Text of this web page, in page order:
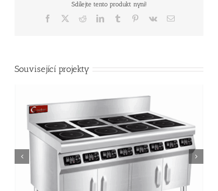
Sdílejte tento produkt nyní!
Facebook RedditLinkedInTumblr Pinterest
Vk
E-
Související projekty
BZT-AZH S435 4plotnový komerční indukční sporák